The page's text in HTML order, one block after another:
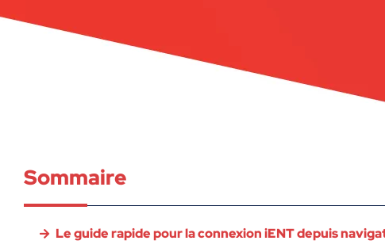
Sommaire
Le guide rapide pour la connexion iENT depuis